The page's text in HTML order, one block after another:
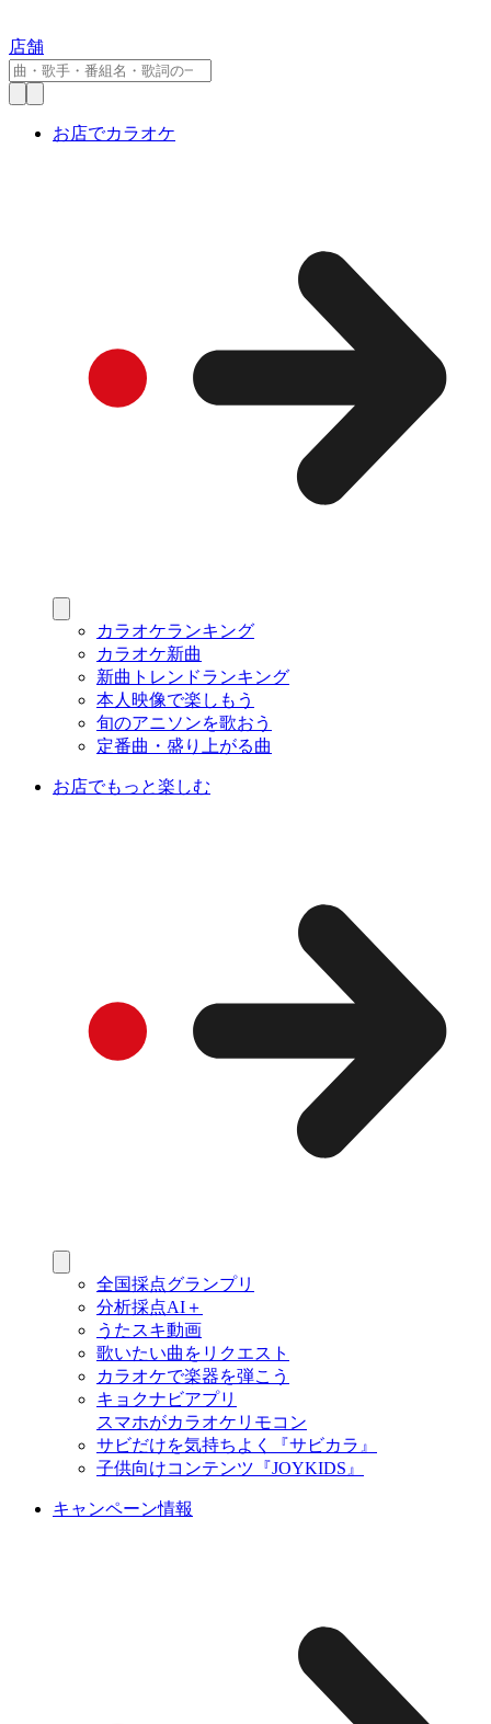
店舗
お店でカラオケ
カラオケランキング
カラオケ新曲
新曲トレンドランキング
本人映像で楽しもう
旬のアニソンを歌おう
定番曲・盛り上がる曲
お店でもっと楽しむ
全国採点グランプリ
分析採点AI＋
うたスキ動画
歌いたい曲をリクエスト
カラオケで楽器を弾こう
キョクナビアプリ
スマホがカラオケリモコン
サビだけを気持ちよく『サビカラ』
子供向けコンテンツ『JOYKIDS』
キャンペーン情報